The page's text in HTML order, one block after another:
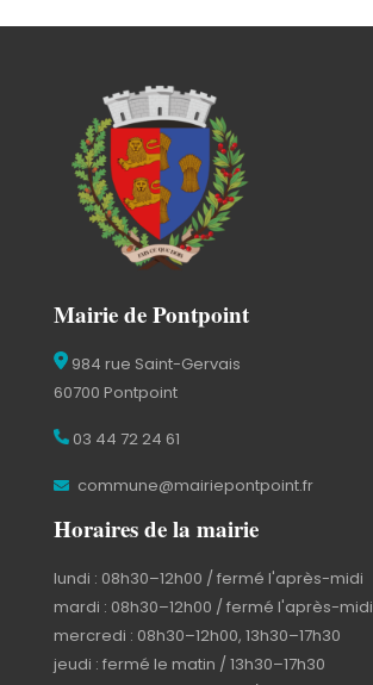
Mairie de Pontpoint
984 rue Saint-Gervais
60700 Pontpoint
03 44 72 24 61
commune@mairiepontpoint.fr
Horaires de la mairie
lundi : 08h30–12h00 / fermé l'après-midi
mardi : 08h30–12h00 / fermé l'après-midi
mercredi : 08h30–12h00, 13h30–17h30
jeudi : fermé le matin / 13h30–17h30